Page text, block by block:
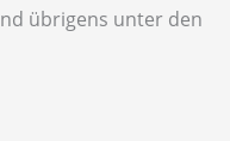
übrigens unter den